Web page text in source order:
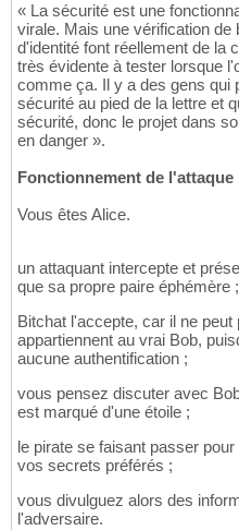
« La sécurité est une
virale. Mais une vérification
d'identité font réellement de la
très évidente à tester lorsque
comme ça. Il y a des gens qui
sécurité au pied de la lettre et
sécurité, donc le projet dans
en danger ».
Fonctionnement de l'attaque
Vous êtes Alice.
un attaquant intercepte et
que sa propre paire éphémère ;
Bitchat l'accepte, car il ne
appartiennent au vrai Bob,
aucune authentification ;
vous pensez discuter avec
est marqué d'une étoile ;
le pirate se faisant passer
vos secrets préférés ;
vous divulguez alors des
l'adversaire.